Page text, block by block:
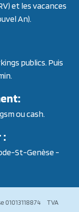
et les vacances
An).
publics. Puis
ou cash.
:
St-Genèse -
01013118874 TVA